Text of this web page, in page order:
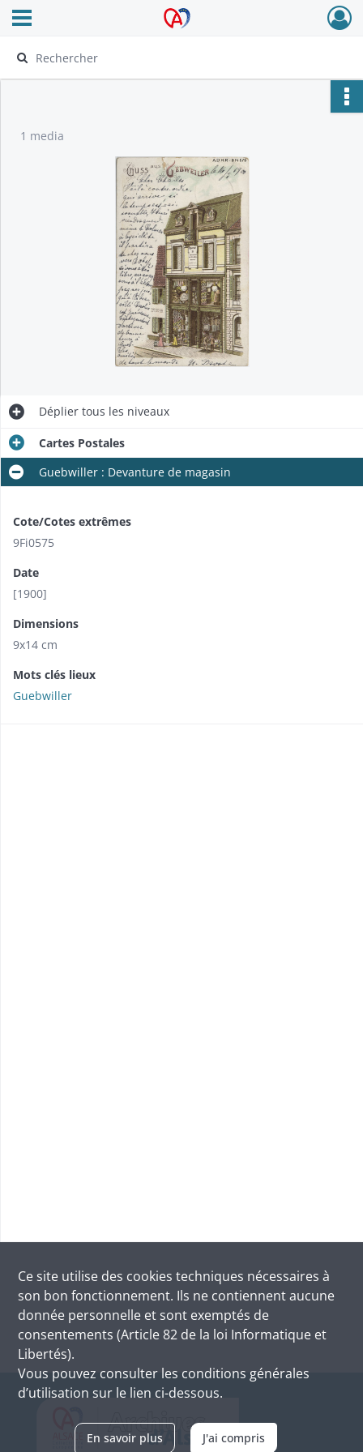
Archives Alsace - Colmar
Ouvrir le menu déroulant
1 media
Déplier tous les niveaux
Cartes Postales
Guebwiller : Devanture de magasin
Cote/Cotes extrêmes
9Fi0575
Date
[1900]
Dimensions
9x14 cm
Mots clés lieux
Guebwiller
Ce site utilise des cookies techniques nécessaires à
son bon fonctionnement. Ils ne contiennent aucune
donnée personnelle et sont exemptés de
consentements (Article 82 de la loi Informatique et
Libertés).
Vous pouvez consulter les conditions générales
d’utilisation sur le lien ci-dessous.
En savoir plus J'ai compris